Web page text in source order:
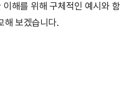
해를 위해 구체적인 예시와 함
보겠습니다.